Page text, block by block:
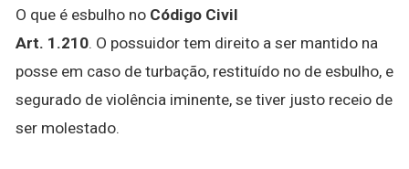
O que é esbulho no Código Civil
Art. 1.210. O possuidor tem direito a ser mantido na
posse em caso de turbação, restituído no de esbulho, e
segurado de violência iminente, se tiver justo receio de
ser molestado.